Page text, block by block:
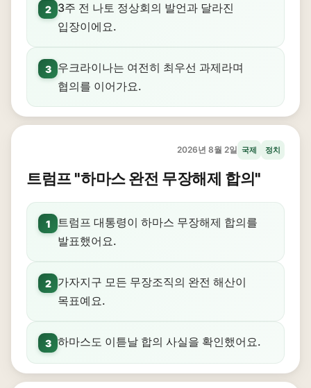
2
3주 전 나토 정상회의 발언과 달라진
입장이에요.
3
우크라이나는 여전히 최우선 과제라며
협의를 이어가요.
2026년 8월 2일 국제 정치
트럼프 "하마스 완전 무장해제 합의"
1
트럼프 대통령이 하마스 무장해제 합의를
발표했어요.
2
가자지구 모든 무장조직의 완전 해산이
목표예요.
3 하마스도 이튿날 합의 사실을 확인했어요.